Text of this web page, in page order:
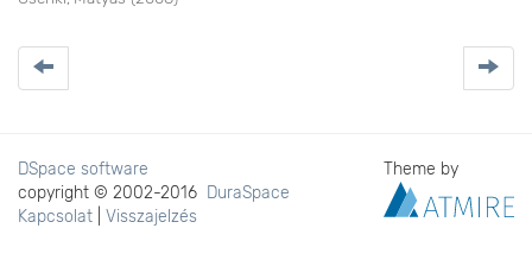
DSpace software
copyright © 2002-2016 DuraSpace
Kapcsolat
Visszajelzés
Theme by